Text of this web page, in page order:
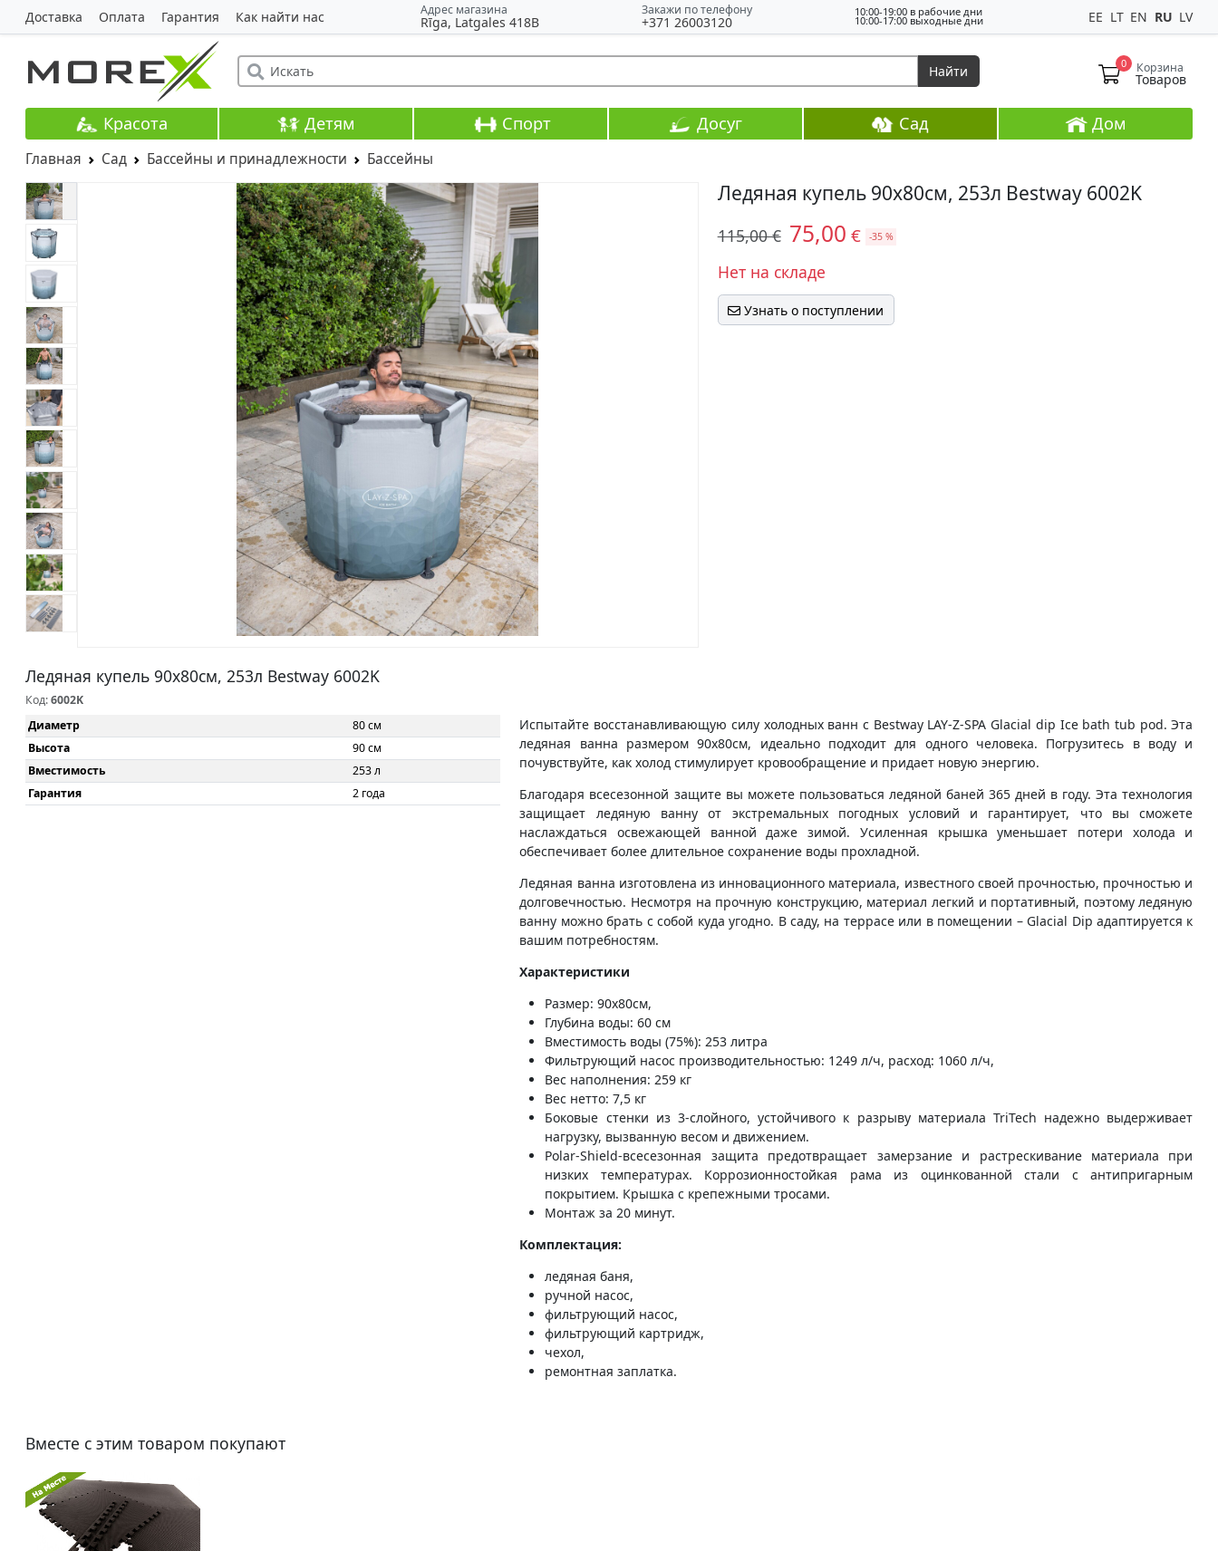
Доставка Оплата Гарантия Как найти нас Адрес магазина
Rīga, Latgales 418B
Закажи по телефону
+371 26003120
10:00-19:00 в рабочие дни
10:00-17:00 выходные дни EE LT EN RU LV
0 Корзина
Товаров
Найти
Красота Детям Спорт Досуг Сад Дом
Главная Сад Бассейны и принадлежности Бассейны
Ледяная купель 90x80см, 253л Bestway 6002K
115,00 € 75,00 € -35 %
Нет на складе
Узнать о поступлении
Ледяная купель 90x80см, 253л Bestway 6002K
Код:6002K
Диаметр
80 см
Высота
90 см
Вместимость
253 л
Гарантия
2 года
Испытайте восстанавливающую силу холодных ванн с Bestway LAY-Z-SPA Glacial dip Ice bath tub pod. Эта
ледяная ванна размером 90x80см, идеально подходит для одного человека. Погрузитесь в воду и
почувствуйте, как холод стимулирует кровообращение и придает новую энергию.
Благодаря всесезонной защите вы можете пользоваться ледяной баней 365 дней в году. Эта технология
защищает ледяную ванну от экстремальных погодных условий и гарантирует, что вы сможете
наслаждаться освежающей ванной даже зимой. Усиленная крышка уменьшает потери холода и
обеспечивает более длительное сохранение воды прохладной.
Ледяная ванна изготовлена ​​из инновационного материала, известного своей прочностью, прочностью и
долговечностью. Несмотря на прочную конструкцию, материал легкий и портативный, поэтому ледяную
ванну можно брать с собой куда угодно. В саду, на террасе или в помещении – Glacial Dip адаптируется к
вашим потребностям.
Характеристики
Размер: 90x80см,
Глубина воды: 60 см
Вместимость воды (75%): 253 литра
Фильтрующий насос производительностью: 1249 л/ч, расход: 1060 л/ч,
Вес наполнения: 259 кг
Вес нетто: 7,5 кг
Боковые стенки из 3-слойного, устойчивого к разрыву материала TriTech надежно выдерживает
нагрузку, вызванную весом и движением.
Polar-Shield-всесезонная защита предотвращает замерзание и растрескивание материала при
низких температурах. Коррозионностойкая рама из оцинкованной стали с антипригарным
покрытием. Крышка с крепежными тросами.
Монтаж за 20 минут.
Комплектация:
ледяная баня,
ручной насос,
фильтрующий насос,
фильтрующий картридж,
чехол,
ремонтная заплатка.
Вместе с этим товаром покупают